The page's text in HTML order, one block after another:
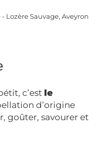
Lozère Sauvage, Aveyron
c’est le
d’origine
goûter, savourer et